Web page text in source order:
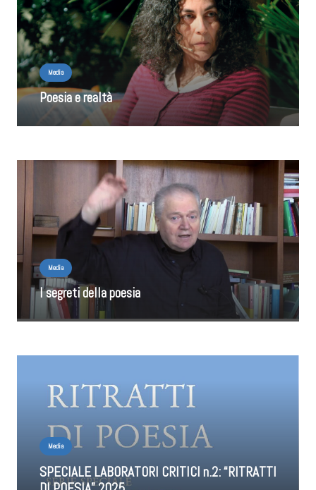
Media
Poesia e realtà
Media
I segreti della poesia
Media
SPECIALE LABORATORI CRITICI n.2: “RITRATTI